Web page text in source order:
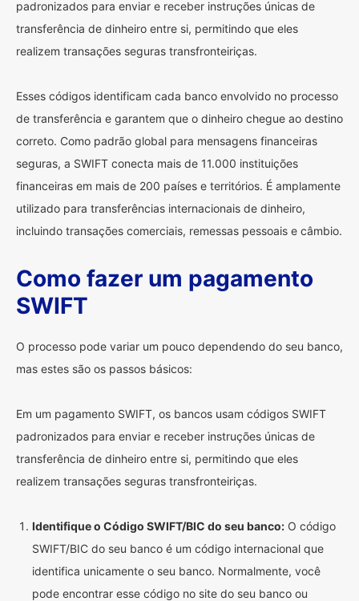
padronizados para enviar e receber instruções únicas de
transferência de dinheiro entre si, permitindo que eles
realizem transações seguras transfronteiriças.
Esses códigos identificam cada banco envolvido no processo
de transferência e garantem que o dinheiro chegue ao destino
correto. Como padrão global para mensagens financeiras
seguras, a SWIFT conecta mais de 11.000 instituições
financeiras em mais de 200 países e territórios. É amplamente
utilizado para transferências internacionais de dinheiro,
incluindo transações comerciais, remessas pessoais e câmbio.
Como fazer um pagamento
SWIFT
O processo pode variar um pouco dependendo do seu banco,
mas estes são os passos básicos:
Em um pagamento SWIFT, os bancos usam códigos SWIFT
padronizados para enviar e receber instruções únicas de
transferência de dinheiro entre si, permitindo que eles
realizem transações seguras transfronteiriças.
Identifique o Código SWIFT/BIC do seu banco: O código
SWIFT/BIC do seu banco é um código internacional que
identifica unicamente o seu banco. Normalmente, você
pode encontrar esse código no site do seu banco ou